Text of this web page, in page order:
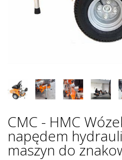
CMC - HMC
napędem
maszyn do